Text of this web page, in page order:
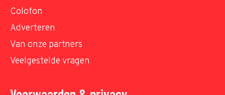
Colofon
Adverteren
Van onze partners
Veelgestelde vragen